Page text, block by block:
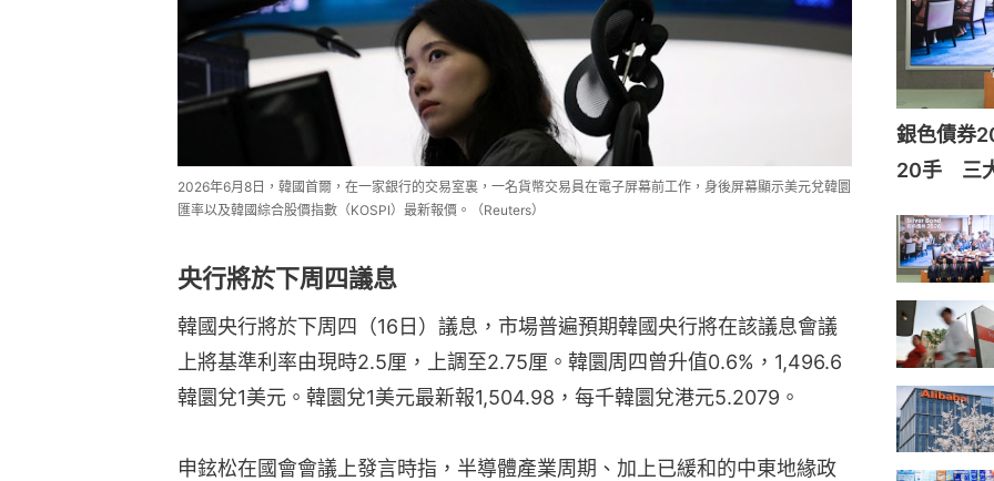
2026年6月8日，韓國首爾，在一家銀行的交易室裏，一名貨幣交易員在電子屏幕前工作，身後屏幕顯示美元兌韓圜
匯率以及韓國綜合股價指數（KOSPI）最新報價。（Reuters）
央行將於下周四議息
韓國央行將於下周四（16日）議息，市場普遍預期韓國央行將在該議息會議
上將基準利率由現時2.5厘，上調至2.75厘。韓圜周四曾升值0.6%，1,496.6
韓圜兌1美元。韓圜兌1美元最新報1,504.98，每千韓圜兌港元5.2079。
申鉉松在國會會議上發言時指，半導體產業周期、加上已緩和的中東地緣政
銀色債券
20手 三